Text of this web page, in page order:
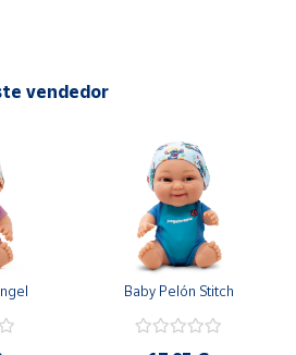
vendedor
Baby Pelón Stitch